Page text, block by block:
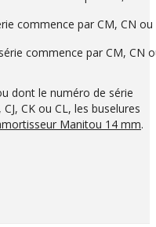
commence par CM, CN ou
commence par CM, CN
dont le numéro de série
CJ, CK ou CL, les buselures
Manitou 14 mm.